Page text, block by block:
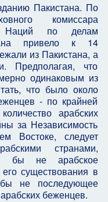
Пакистана. По
комиссара
Наций по делам
привело к 14
из Пакистана, а
Предполагая, что
одинаковым из
что было около
- по крайней
арабских
за Независимость
Востоке, следует
странами,
бы не арабское
существования в
не последующее
беженцев.